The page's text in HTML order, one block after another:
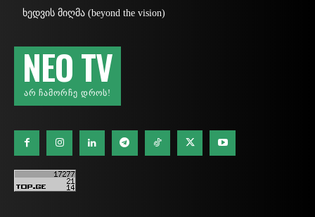
ხედვის მიღმა (beyond the vision)
NEO TV
ᲐᲠ ᲩᲐᲛᲝᲠᲩᲔ ᲓᲠᲝᲡ!